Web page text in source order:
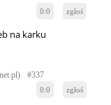
0:0 zgłoś
na karku
#337
0:0 zgłoś